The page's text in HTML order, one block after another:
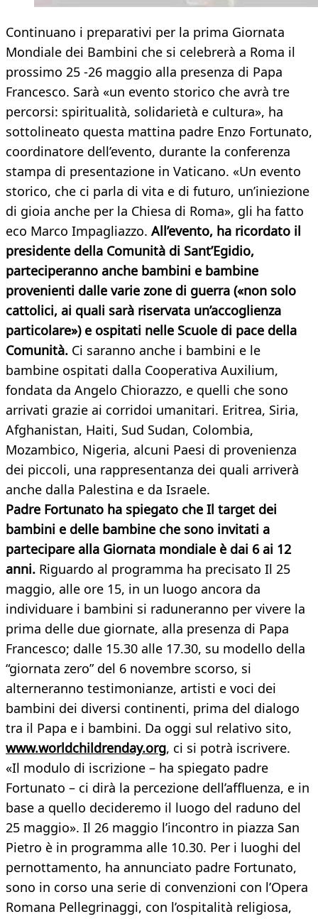
Continuano i preparativi per la prima Giornata
Mondiale dei Bambini che si celebrerà a Roma il
prossimo 25 -26 maggio alla presenza di Papa
Francesco. Sarà «un evento storico che avrà tre
percorsi: spiritualità, solidarietà e cultura», ha
sottolineato questa mattina padre Enzo Fortunato,
coordinatore dell’evento, durante la conferenza
stampa di presentazione in Vaticano. «Un evento
storico, che ci parla di vita e di futuro, un’iniezione
di gioia anche per la Chiesa di Roma», gli ha fatto
eco Marco Impagliazzo. All’evento, ha ricordato il
presidente della Comunità di Sant’Egidio,
parteciperanno anche bambini e bambine
provenienti dalle varie zone di guerra («non solo
cattolici, ai quali sarà riservata un’accoglienza
particolare») e ospitati nelle Scuole di pace della
Comunità. Ci saranno anche i bambini e le
bambine ospitati dalla Cooperativa Auxilium,
fondata da Angelo Chiorazzo, e quelli che sono
arrivati grazie ai corridoi umanitari. Eritrea, Siria,
Afghanistan, Haiti, Sud Sudan, Colombia,
Mozambico, Nigeria, alcuni Paesi di provenienza
dei piccoli, una rappresentanza dei quali arriverà
anche dalla Palestina e da Israele.
Padre Fortunato ha spiegato che Il target dei
bambini e delle bambine che sono invitati a
partecipare alla Giornata mondiale è dai 6 ai 12
anni. Riguardo al programma ha precisato Il 25
maggio, alle ore 15, in un luogo ancora da
individuare i bambini si raduneranno per vivere la
prima delle due giornate, alla presenza di Papa
Francesco; dalle 15.30 alle 17.30, su modello della
“giornata zero” del 6 novembre scorso, si
alterneranno testimonianze, artisti e voci dei
bambini dei diversi continenti, prima del dialogo
tra il Papa e i bambini. Da oggi sul relativo sito,
www.worldchildrenday.org, ci si potrà iscrivere.
«Il modulo di iscrizione – ha spiegato padre
Fortunato – ci dirà la percezione dell’affluenza, e in
base a quello decideremo il luogo del raduno del
25 maggio». Il 26 maggio l’incontro in piazza San
Pietro è in programma alle 10.30. Per i luoghi del
pernottamento, ha annunciato padre Fortunato,
sono in corso una serie di convenzioni con l’Opera
Romana Pellegrinaggi, con l’ospitalità religiosa,